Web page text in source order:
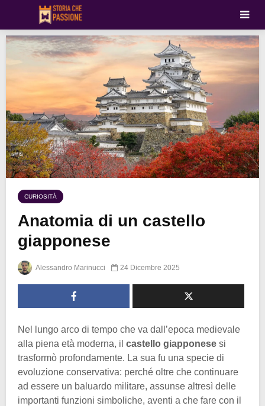
CURIOSITÀ
Anatomia di un castello
giapponese
Alessandro Marinucci 24 Dicembre 2025
Nel lungo arco di tempo che va dall’epoca medievale
alla piena età moderna, il castello giapponese si
trasformò profondamente. La sua fu una specie di
evoluzione conservativa: perché oltre che continuare
ad essere un baluardo militare, assunse altresì delle
importanti funzioni simboliche, aventi a che fare con il